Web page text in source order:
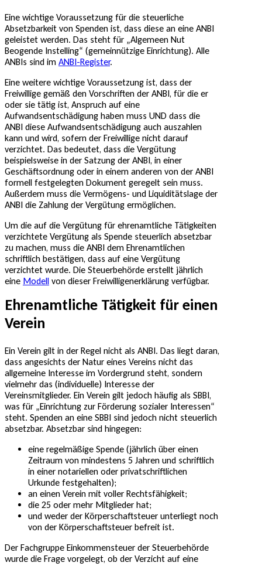
Eine wichtige Voraussetzung für die steuerliche
Absetzbarkeit von Spenden ist, dass diese an eine ANBI
geleistet werden. Das steht für „Algemeen Nut
Beogende Instelling“ (gemeinnützige Einrichtung). Alle
ANBIs sind im ANBI-Register.
Eine weitere wichtige Voraussetzung ist, dass der
Freiwillige gemäß den Vorschriften der ANBI, für die er
oder sie tätig ist, Anspruch auf eine
Aufwandsentschädigung haben muss UND dass die
ANBI diese Aufwandsentschädigung auch auszahlen
kann und wird, sofern der Freiwillige nicht darauf
verzichtet. Das bedeutet, dass die Vergütung
beispielsweise in der Satzung der ANBI, in einer
Geschäftsordnung oder in einem anderen von der ANBI
formell festgelegten Dokument geregelt sein muss.
Außerdem muss die Vermögens- und Liquiditätslage der
ANBI die Zahlung der Vergütung ermöglichen.
Um die auf die Vergütung für ehrenamtliche Tätigkeiten
verzichtete Vergütung als Spende steuerlich absetzbar
zu machen, muss die ANBI dem Ehrenamtlichen
schriftlich bestätigen, dass auf eine Vergütung
verzichtet wurde. Die Steuerbehörde erstellt jährlich
eine Modell von dieser Freiwilligenerklärung verfügbar.
Ehrenamtliche Tätigkeit für einen
Verein
Ein Verein gilt in der Regel nicht als ANBI. Das liegt daran,
dass angesichts der Natur eines Vereins nicht das
allgemeine Interesse im Vordergrund steht, sondern
vielmehr das (individuelle) Interesse der
Vereinsmitglieder. Ein Verein gilt jedoch häufig als SBBI,
was für „Einrichtung zur Förderung sozialer Interessen“
steht. Spenden an eine SBBI sind jedoch nicht steuerlich
absetzbar. Absetzbar sind hingegen:
eine regelmäßige Spende (jährlich über einen
Zeitraum von mindestens 5 Jahren und schriftlich
in einer notariellen oder privatschriftlichen
Urkunde festgehalten);
an einen Verein mit voller Rechtsfähigkeit;
die 25 oder mehr Mitglieder hat;
und weder der Körperschaftsteuer unterliegt noch
von der Körperschaftsteuer befreit ist.
Der Fachgruppe Einkommensteuer der Steuerbehörde
wurde die Frage vorgelegt, ob der Verzicht auf eine